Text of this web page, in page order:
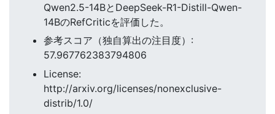
Qwen2.5-14BとDeepSeek-R1-Distill-Qwen-
14BのRefCriticを評価した。
参考スコア（独自算出の注目度）:
57.967762383794806
License:
http://arxiv.org/licenses/nonexclusive-
distrib/1.0/